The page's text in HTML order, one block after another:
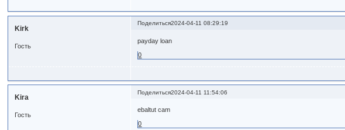
Поделиться2024-04-11 08:29:19
Kirk
Гость
payday loan
0
Поделиться2024-04-11 11:54:06
Kira
Гость
ebaltut cam
0